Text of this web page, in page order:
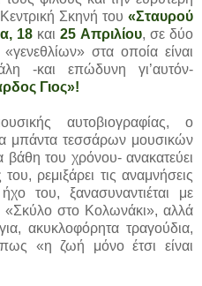
Σκηνή του «Σταυρού
18 και25 Απριλίου, σε δύο
στα οποία είναι
-και επώδυνη γι’αυτόν-
Γιος»!
αυτοβιογραφίας, ο
μπάντα τεσσάρων μουσικών
του χρόνου- ανακατεύει
του, ρεμιξάρει τις αναμνήσεις
του, ξανασυναντιέται με
«Σκύλο στο Κολωνάκι», αλλά
ακυκλοφόρητα τραγούδια,
«η ζωή μόνο έτσι είναι